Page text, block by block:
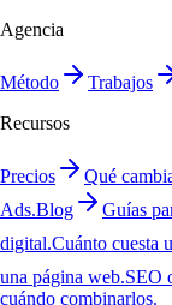
Agencia
Método Trabajos
Recursos
Precios
Qué
Ads.Blog
Guías
digital.Cuánto cuesta
una página web.SEO
cuándo combinarlos.